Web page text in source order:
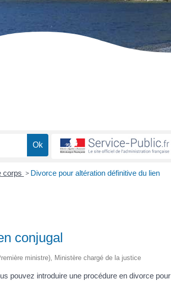
corps > Divorce pour altération définitive du lien
conjugal
ministre), Ministère chargé de la justice
pouvez introduire une procédure en divorce pour